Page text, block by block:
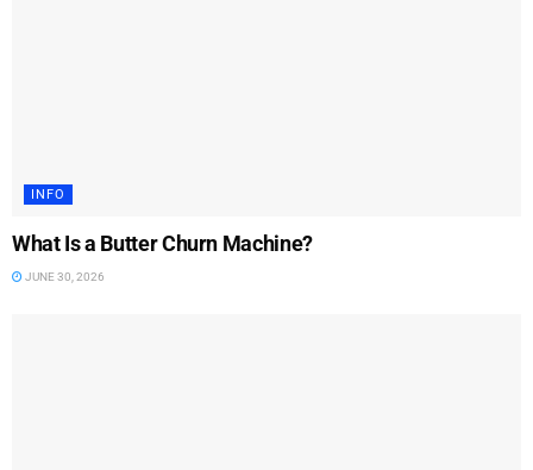
INFO
What Is a Butter Churn Machine?
JUNE 30, 2026